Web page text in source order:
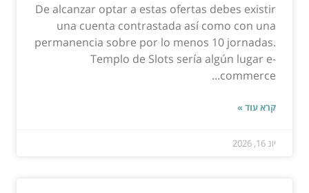
De alcanzar optar a estas ofertas debes existir
una cuenta contrastada así­ como con una
permanencia sobre por lo menos 10 jornadas.
Templo de Slots serí­a algún lugar e-
commerce...
קרא עוד »
יונ 16, 2026